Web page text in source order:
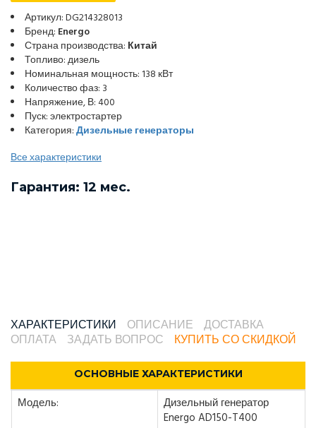
Артикул: DG214328013
Бренд: Energo
Страна производства: Китай
Топливо: дизель
Номинальная мощность: 138 кВт
Количество фаз: 3
Напряжение, В: 400
Пуск: электростартер
Категория:Дизельные генераторы
Все характеристики
Гарантия: 12 мес.
ХАРАКТЕРИСТИКИ ОПИСАНИЕ
ДОСТАВКА
ОПЛАТА
ЗАДАТЬ ВОПРОС КУПИТЬ СО СКИДКОЙ
ОСНОВНЫЕ ХАРАКТЕРИСТИКИ
Модель:
Дизельный генератор
Energo AD150-T400